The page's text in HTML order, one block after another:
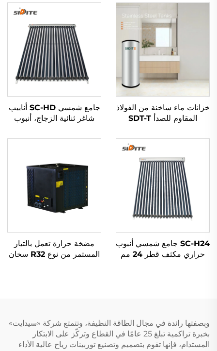
خزانات ماء ساخنة من الفولاذ
المقاوم للصدأ SDT-T
للتخزين الساخن لنظام
المضخة الحرارية وجمع
الطاقة الشمسية السكنية
والتجارية
جامع شمسي SC-HD أنابيب
شاغر ثنائية الزجاج، أنبوب
درجة حرارة -35°C منخفضة،
SC-H24 جامع شمسي أنبوب
حراري مكثف قطر 24 مم
مضخة حرارة تعمل بالتيار
المستمر من نوع R32 سخان
وبصفتها رائدة في مجال الطاقة النظيفة، وتتمتع شركة «سيدايت»
بخبرة تراكمية تبلغ 25 عامًا في القطاع وتركّز على الابتكار
المستدام، فإنها تقوم بتصميم وتصنيع توربينات رياح عالية الأداء